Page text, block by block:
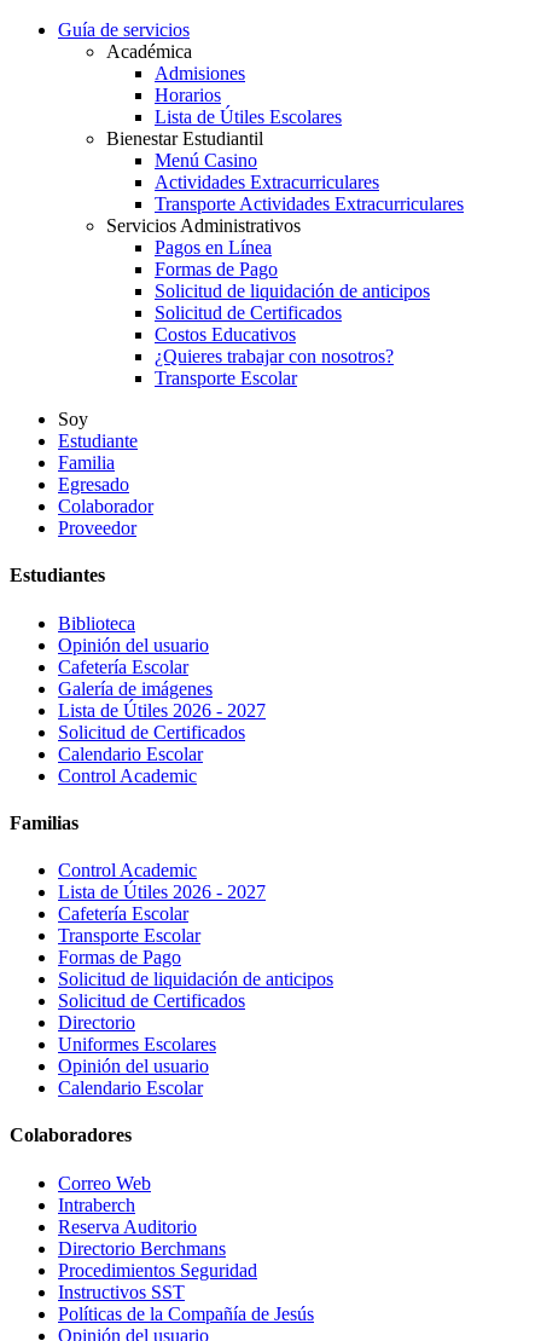
Guía de servicios
Académica
Admisiones
Horarios
Lista de Útiles Escolares
Bienestar Estudiantil
Menú Casino
Actividades Extracurriculares
Transporte Actividades Extracurriculares
Servicios Administrativos
Pagos en Línea
Formas de Pago
Solicitud de liquidación de anticipos
Solicitud de Certificados
Costos Educativos
¿Quieres trabajar con nosotros?
Transporte Escolar
Soy
Estudiante
Familia
Egresado
Colaborador
Proveedor
Estudiantes
Biblioteca
Opinión del usuario
Cafetería Escolar
Galería de imágenes
Lista de Útiles 2026 - 2027
Solicitud de Certificados
Calendario Escolar
Control Academic
Familias
Control Academic
Lista de Útiles 2026 - 2027
Cafetería Escolar
Transporte Escolar
Formas de Pago
Solicitud de liquidación de anticipos
Solicitud de Certificados
Directorio
Uniformes Escolares
Opinión del usuario
Calendario Escolar
Colaboradores
Correo Web
Intraberch
Reserva Auditorio
Directorio Berchmans
Procedimientos Seguridad
Instructivos SST
Políticas de la Compañía de Jesús
Opinión del usuario